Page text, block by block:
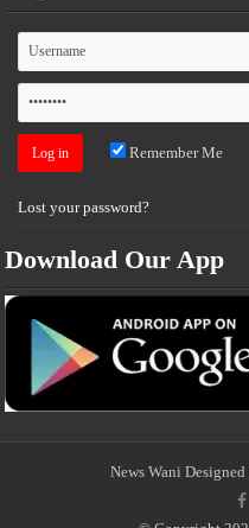
Remember Me
Lost your password?
Download Our App
News Wani Designed